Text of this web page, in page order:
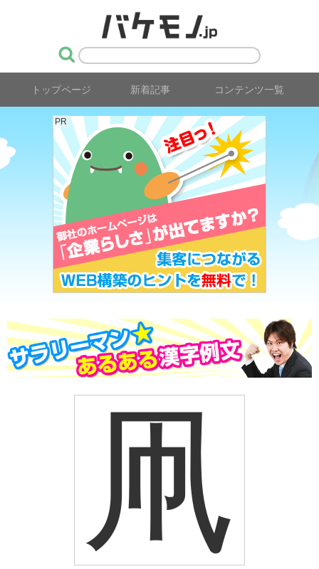
トップページ 新着記事 コンテンツ一覧
PR
凧